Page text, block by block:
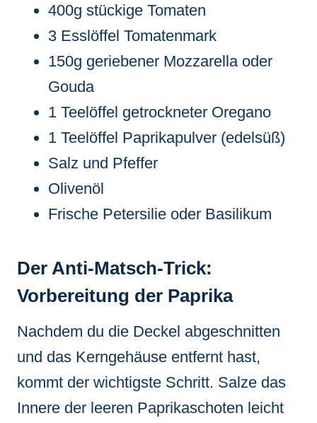
400g stückige Tomaten
3 Esslöffel Tomatenmark
150g geriebener Mozzarella oder
Gouda
1 Teelöffel getrockneter Oregano
1 Teelöffel Paprikapulver (edelsüß)
Salz und Pfeffer
Olivenöl
Frische Petersilie oder Basilikum
Der Anti-Matsch-Trick:
Vorbereitung der Paprika
Nachdem du die Deckel abgeschnitten
und das Kerngehäuse entfernt hast,
kommt der wichtigste Schritt. Salze das
Innere der leeren Paprikaschoten leicht